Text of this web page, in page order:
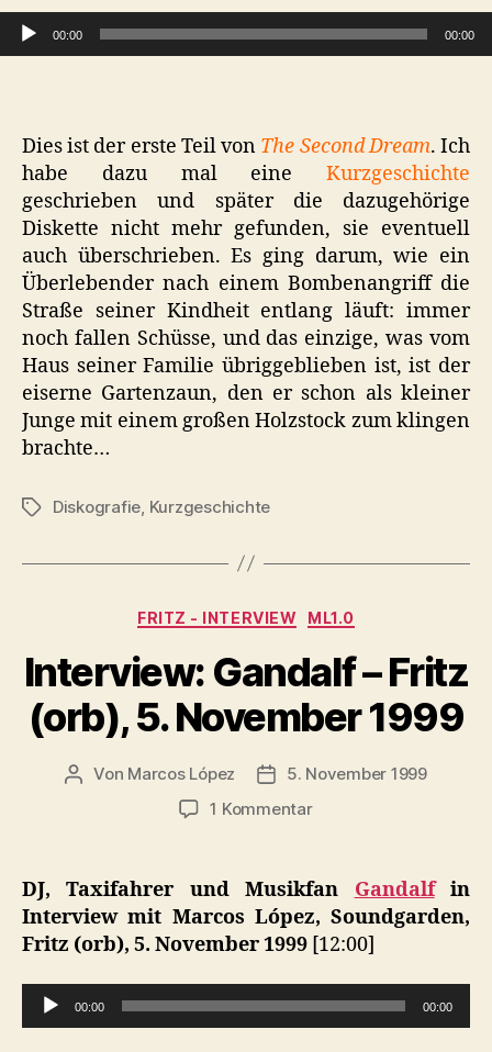
Audio-Player
00:00 00:00
Dies ist der erste Teil von The Second Dream. Ich
habe dazu mal eine Kurzgeschichte
geschrieben und später die dazugehörige
Diskette nicht mehr gefunden, sie eventuell
auch überschrieben. Es ging darum, wie ein
Überlebender nach einem Bombenangriff die
Straße seiner Kindheit entlang läuft: immer
noch fallen Schüsse, und das einzige, was vom
Haus seiner Familie übriggeblieben ist, ist der
eiserne Gartenzaun, den er schon als kleiner
Junge mit einem großen Holzstock zum klingen
brachte…
Schlagwörter
Diskografie Kurzgeschichte
Kategorien
FRITZ - INTERVIEW ML1.0
Interview: Gandalf – Fritz
(orb), 5. November 1999
Beitragsautor
Von Marcos López Veröffentlichungsdatum
5. November 1999
1 Kommentarzu
–
Fritz
(orb),
5.
1999
DJ, Taxifahrer und Musikfan Gandalfin
Interview mit Marcos López, Soundgarden,
Fritz (orb), 5. November 1999 [12:00]
u
00:00 00:00